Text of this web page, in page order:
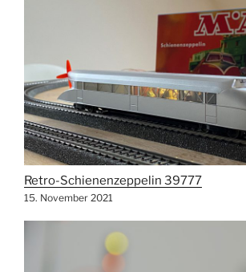
Retro-Schienenzeppelin 39777
15. November 2021